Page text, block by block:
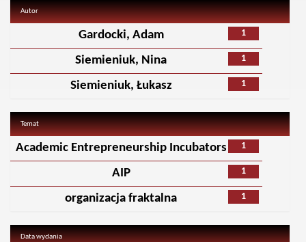
Autor
1
Gardocki, Adam
1
Siemieniuk, Nina
1
Siemieniuk, Łukasz
Temat
1
Academic Entrepreneurship Incubators
1
AIP
1
organizacja fraktalna
Data wydania